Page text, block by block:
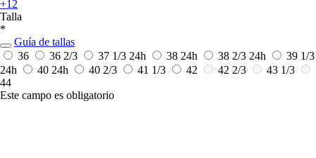
+12
Talla
*
Guía de tallas
36
36 2/3 37 1/3 24h 38 24h 38 2/3 24h
39 1/3
24h
40 24h 40 2/3 41 1/3 42 42 2/3
43 1/3
44
Este campo es obligatorio